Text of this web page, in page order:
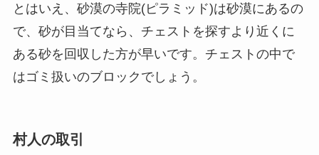
とはいえ、砂漠の寺院(ピラミッド)は砂漠にあるの
で、砂が目当てなら、チェストを探すより近くに
ある砂を回収した方が早いです。チェストの中で
はゴミ扱いのブロックでしょう。
村人の取引